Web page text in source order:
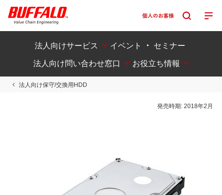
法人向けサービス
イベント ・ セミナー
法人向け問い合わせ窓口
お役立ち情報
法人向け保守/交換用HDD
発売時期:2018年2月